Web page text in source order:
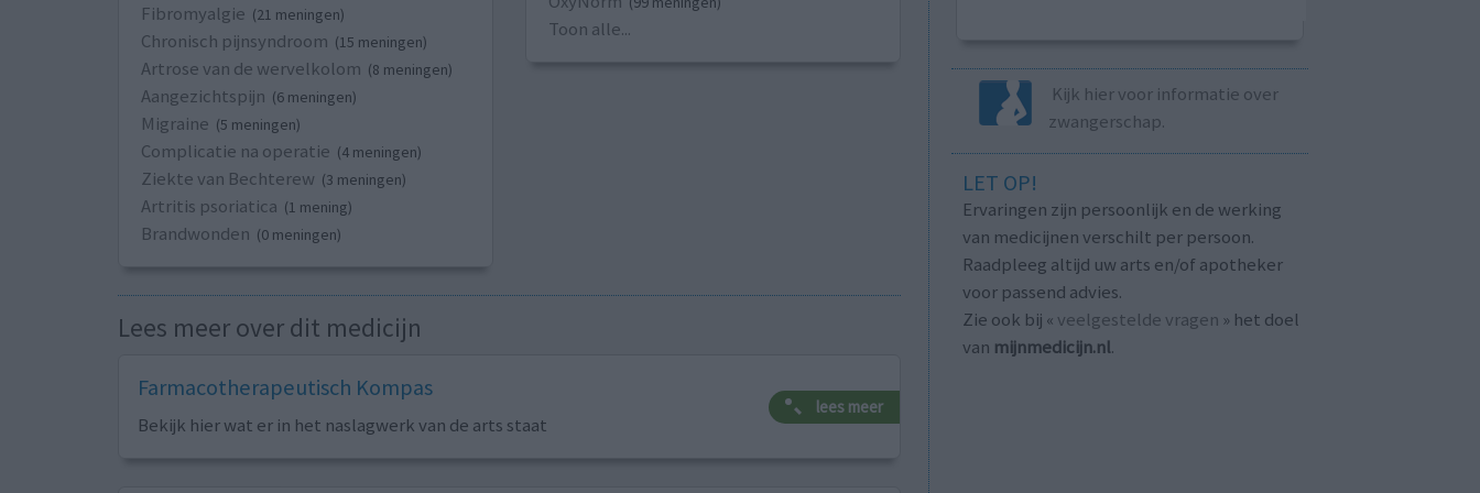
Fibromyalgie (21 meningen)
Chronisch pijnsyndroom (15 meningen)
Artrose van de wervelkolom (8 meningen)
Aangezichtspijn (6 meningen)
Migraine (5 meningen)
Complicatie na operatie (4 meningen)
Ziekte van Bechterew (3 meningen)
Artritis psoriatica (1 mening)
Brandwonden (0 meningen)
Toon alle...
Lees meer over dit medicijn
Farmacotherapeutisch Kompas
Bekijk hier wat er in het naslagwerk van de arts staat
lees meer
Kijk hier voor informatie over
zwangerschap.
LET OP!
Ervaringen zijn persoonlijk en de werking
van medicijnen verschilt per persoon.
Raadpleeg altijd uw arts en/of apotheker
voor passend advies.
Zie ook bij « veelgestelde vragen » het doel
van mijnmedicijn.nl.